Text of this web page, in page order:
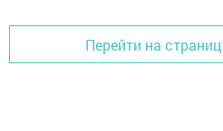
Перейти на